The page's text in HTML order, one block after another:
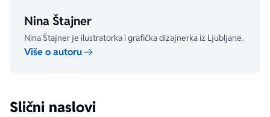
Nina Štajner
Nina Štajner je ilustratorka i grafička dizajnerka iz Ljubljane.
Više o autoru
Slični naslovi